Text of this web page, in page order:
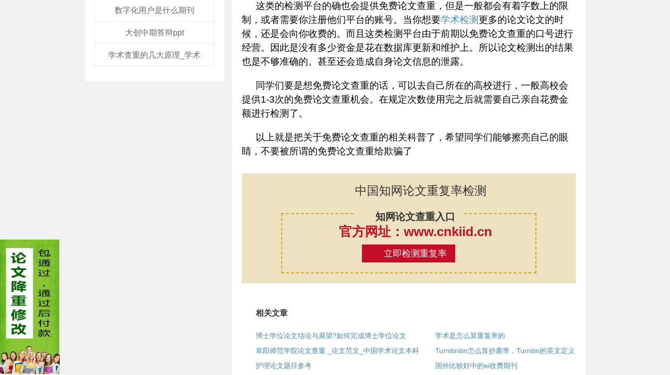
数字化用户是什么期刊
大创中期答辩ppt
学术查重的几大原理_学术
这类的检测平台的确也会提供免费论文查重，但是一般都会有着字数上的限
制，或者需要你注册他们平台的账号。当你想要学术检测 更多的论文论文的时
候，还是会向你收费的。而且这类检测平台由于前期以免费论文查重的口号进行
经营。因此是没有多少资金是花在数据库更新和维护上。所以论文检测出的结果
也是不够准确的。甚至还会造成自身论文信息的泄露。
同学们要是想免费论文查重的话，可以去自己所在的高校进行，一般高校会
提供1-3次的免费论文查重机会。在规定次数使用完之后就需要自己亲自花费金
额进行检测了。
以上就是把关于免费论文查重的相关科普了，希望同学们能够擦亮自己的眼
睛，不要被所谓的免费论文查重给欺骗了
中国知网论文重复率检测
知网论文查重入口
官方网址：www.cnkiid.cn
立即检测重复率
相关文章
博士学位论文结论与展望?如何完成博士学位论文
阜阳师范学院论文查重 _论文范文_中国学术论文本科
护理论文题目参考
学术是怎么算重复率的
Turnitinitin怎么算抄袭率，Turnitin的英文定义
国外比较好中的ei收费期刊